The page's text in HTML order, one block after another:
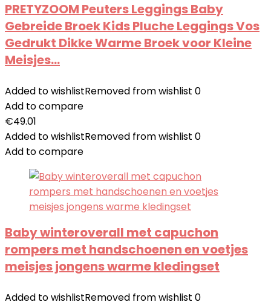
PRETYZOOM Peuters Leggings Baby
Gebreide Broek Kids Pluche Leggings Vos
Gedrukt Dikke Warme Broek voor Kleine
Meisjes…
Added to wishlistRemoved from wishlist 0
Add to compare
€49.01
Added to wishlistRemoved from wishlist 0
Add to compare
Baby winteroverall met capuchon
rompers met handschoenen en voetjes
meisjes jongens warme kledingset
Added to wishlistRemoved from wishlist 0